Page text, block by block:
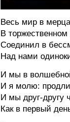
Весь мир в
В
Соединил в
Над нами
И мы в
И я молю:
И мы друг-другу
Как в первый